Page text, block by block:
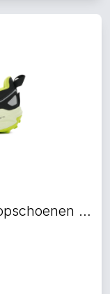
Altra Experience Wild hardloopschoenen zwart